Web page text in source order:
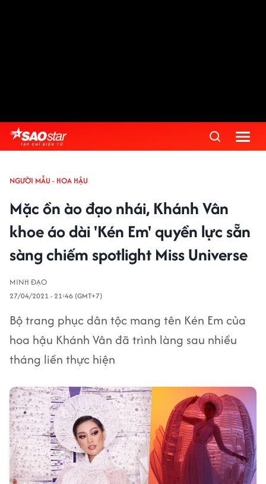
NGƯỜI MẪU - HOA HẬU
Mặc ồn ào đạo nhái, Khánh Vân
khoe áo dài 'Kén Em' quyền lực sẵn
sàng chiếm spotlight Miss Universe
MINH ĐẠO
27/04/2021 - 21:46 (GMT+7)
Bộ trang phục dân tộc mang tên Kén Em của
hoa hậu Khánh Vân đã trình làng sau nhiều
tháng liền thực hiện